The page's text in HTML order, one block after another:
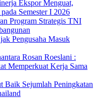
Ekspor Menguat,
Semester I 2026
Program Strategis TNI
Pengusaha Masuk
Rosan Roeslani :
Memperkuat Kerja Sama
Baik Sejumlah Peningkatan